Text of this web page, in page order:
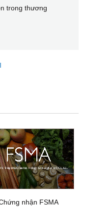
trong thương
nhận FSMA